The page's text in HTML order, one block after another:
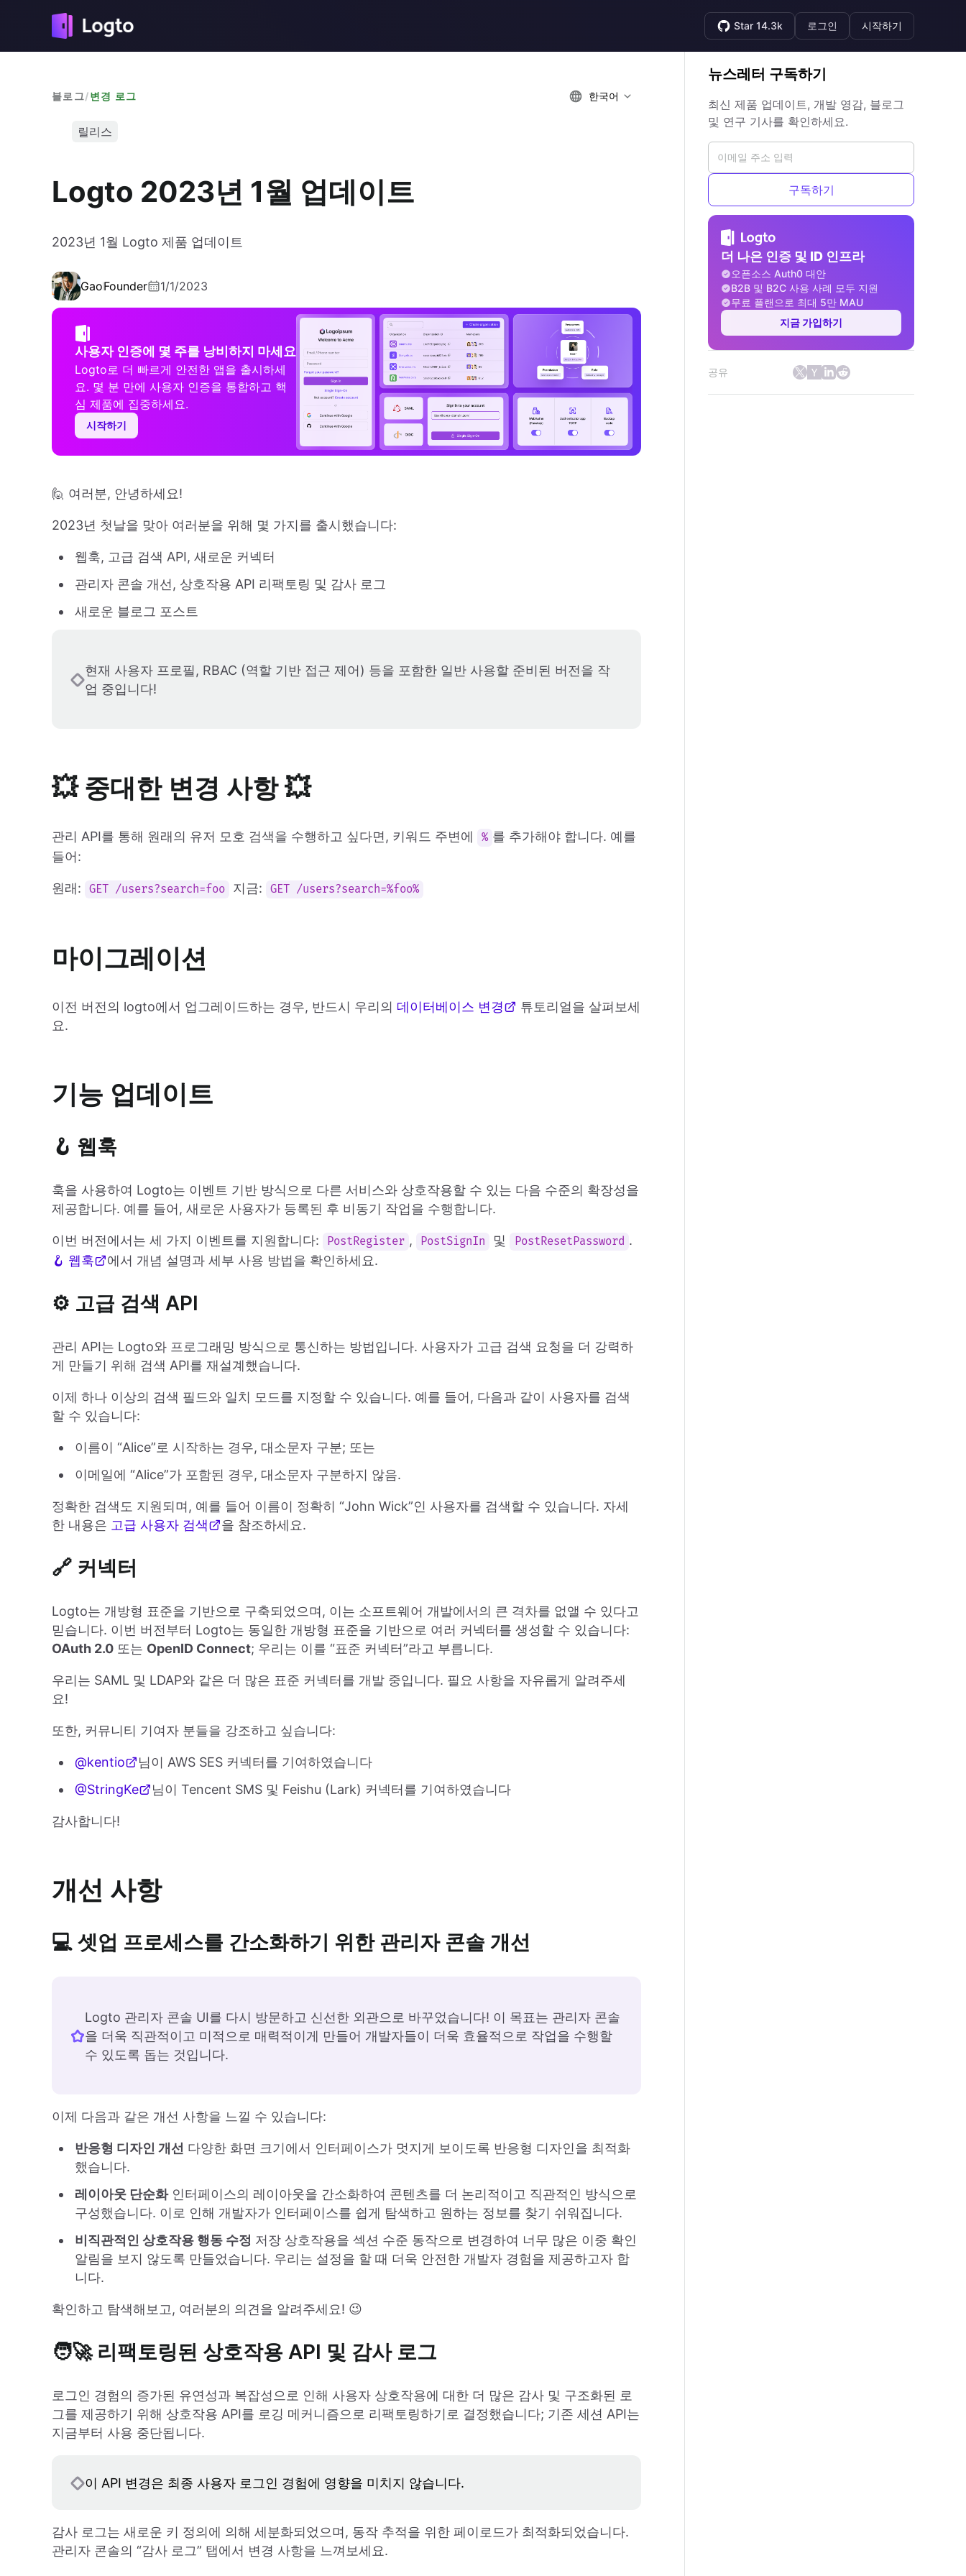
Star 14.3k 로그인 시작하기
블로그/변경 로그 한국어
릴리스
Logto 2023년 1월 업데이트
2023년 1월 Logto 제품 업데이트
GaoFounder 1/1/2023
사용자 인증에 몇 주를 낭비하지 마세요
Logto로 더 빠르게 안전한 앱을 출시하세
요. 몇 분 만에 사용자 인증을 통합하고 핵
심 제품에 집중하세요.
시작하기
🙋 여러분, 안녕하세요!
2023년 첫날을 맞아 여러분을 위해 몇 가지를 출시했습니다:
웹훅, 고급 검색 API, 새로운 커넥터
관리자 콘솔 개선, 상호작용 API 리팩토링 및 감사 로그
새로운 블로그 포스트
현재 사용자 프로필, RBAC (역할 기반 접근 제어) 등을 포함한 일반 사용할 준비된 버전을 작
업 중입니다!
💥 중대한 변경 사항 💥
관리 API를 통해 원래의 유저 모호 검색을 수행하고 싶다면, 키워드 주변에 % 를 추가해야 합니다. 예를
들어:
원래: GET /users?search=foo 지금: GET /users?search=%foo%
마이그레이션
이전 버전의 logto에서 업그레이드하는 경우, 반드시 우리의 데이터베이스 변경
튜토리얼을 살펴보세
요.
기능 업데이트
🪝 웹훅
훅을 사용하여 Logto는 이벤트 기반 방식으로 다른 서비스와 상호작용할 수 있는 다음 수준의 확장성을
제공합니다. 예를 들어, 새로운 사용자가 등록된 후 비동기 작업을 수행합니다.
이번 버전에서는 세 가지 이벤트를 지원합니다: PostRegister , PostSignIn 및 PostResetPassword .
🪝 웹훅
에서 개념 설명과 세부 사용 방법을 확인하세요.
⚙️ 고급 검색 API
관리 API는 Logto와 프로그래밍 방식으로 통신하는 방법입니다. 사용자가 고급 검색 요청을 더 강력하
게 만들기 위해 검색 API를 재설계했습니다.
이제 하나 이상의 검색 필드와 일치 모드를 지정할 수 있습니다. 예를 들어, 다음과 같이 사용자를 검색
할 수 있습니다:
이름이 “Alice”로 시작하는 경우, 대소문자 구분; 또는
이메일에 “Alice”가 포함된 경우, 대소문자 구분하지 않음.
정확한 검색도 지원되며, 예를 들어 이름이 정확히 “John Wick”인 사용자를 검색할 수 있습니다. 자세
한 내용은 고급 사용자 검색 을 참조하세요.
🔗 커넥터
Logto는 개방형 표준을 기반으로 구축되었으며, 이는 소프트웨어 개발에서의 큰 격차를 없앨 수 있다고
믿습니다. 이번 버전부터 Logto는 동일한 개방형 표준을 기반으로 여러 커넥터를 생성할 수 있습니다:
OAuth 2.0 또는 OpenID Connect; 우리는 이를 “표준 커넥터”라고 부릅니다.
우리는 SAML 및 LDAP와 같은 더 많은 표준 커넥터를 개발 중입니다. 필요 사항을 자유롭게 알려주세
요!
또한, 커뮤니티 기여자 분들을 강조하고 싶습니다:
@kentio
님이 AWS SES 커넥터를 기여하였습니다
@StringKe
님이 Tencent SMS 및 Feishu (Lark) 커넥터를 기여하였습니다
감사합니다!
개선 사항
💻 셋업 프로세스를 간소화하기 위한 관리자 콘솔 개선
Logto 관리자 콘솔 UI를 다시 방문하고 신선한 외관으로 바꾸었습니다! 이 목표는 관리자 콘솔
을 더욱 직관적이고 미적으로 매력적이게 만들어 개발자들이 더욱 효율적으로 작업을 수행할
수 있도록 돕는 것입니다.
이제 다음과 같은 개선 사항을 느낄 수 있습니다:
반응형 디자인 개선 다양한 화면 크기에서 인터페이스가 멋지게 보이도록 반응형 디자인을 최적화
했습니다.
레이아웃 단순화인터페이스의 레이아웃을 간소화하여 콘텐츠를 더 논리적이고 직관적인 방식으로
구성했습니다. 이로 인해 개발자가 인터페이스를 쉽게 탐색하고 원하는 정보를 찾기 쉬워집니다.
비직관적인 상호작용 행동 수정 저장 상호작용을 섹션 수준 동작으로 변경하여 너무 많은 이중 확인
알림을 보지 않도록 만들었습니다. 우리는 설정을 할 때 더욱 안전한 개발자 경험을 제공하고자 합
니다.
확인하고 탐색해보고, 여러분의 의견을 알려주세요! 😉
🧑‍🚀 리팩토링된 상호작용 API 및 감사 로그
로그인 경험의 증가된 유연성과 복잡성으로 인해 사용자 상호작용에 대한 더 많은 감사 및 구조화된 로
그를 제공하기 위해 상호작용 API를 로깅 메커니즘으로 리팩토링하기로 결정했습니다; 기존 세션 API는
지금부터 사용 중단됩니다.
이 API 변경은 최종 사용자 로그인 경험에 영향을 미치지 않습니다.
감사 로그는 새로운 키 정의에 의해 세분화되었으며, 동작 추적을 위한 페이로드가 최적화되었습니다.
관리자 콘솔의 “감사 로그” 탭에서 변경 사항을 느껴보세요.
뉴스레터 구독하기
최신 제품 업데이트, 개발 영감, 블로그
및 연구 기사를 확인하세요.
구독하기
더 나은 인증 및 ID 인프라
오픈소스 Auth0 대안
B2B 및 B2C 사용 사례 모두 지원
무료 플랜으로 최대 5만 MAU
지금 가입하기
공유